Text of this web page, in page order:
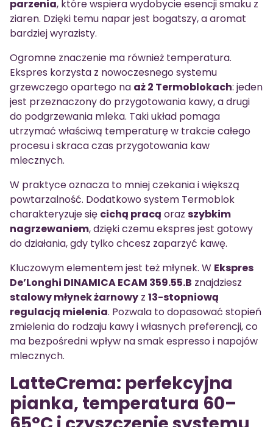
parzenia, które wspiera wydobycie esencji smaku z
ziaren. Dzięki temu napar jest bogatszy, a aromat
bardziej wyrazisty.
Ogromne znaczenie ma również temperatura.
Ekspres korzysta z nowoczesnego systemu
grzewczego opartego na aż 2 Termoblokach: jeden
jest przeznaczony do przygotowania kawy, a drugi
do podgrzewania mleka. Taki układ pomaga
utrzymać właściwą temperaturę w trakcie całego
procesu i skraca czas przygotowania kaw
mlecznych.
W praktyce oznacza to mniej czekania i większą
powtarzalność. Dodatkowo system Termoblok
charakteryzuje się cichą pracą oraz szybkim
nagrzewaniem, dzięki czemu ekspres jest gotowy
do działania, gdy tylko chcesz zaparzyć kawę.
Kluczowym elementem jest też młynek. W Ekspres
De’Longhi DINAMICA ECAM 359.55.B znajdziesz
stalowy młynek żarnowy z 13-stopniową
regulacją mielenia. Pozwala to dopasować stopień
zmielenia do rodzaju kawy i własnych preferencji, co
ma bezpośredni wpływ na smak espresso i napojów
mlecznych.
LatteCrema: perfekcyjna
pianka, temperatura 60–